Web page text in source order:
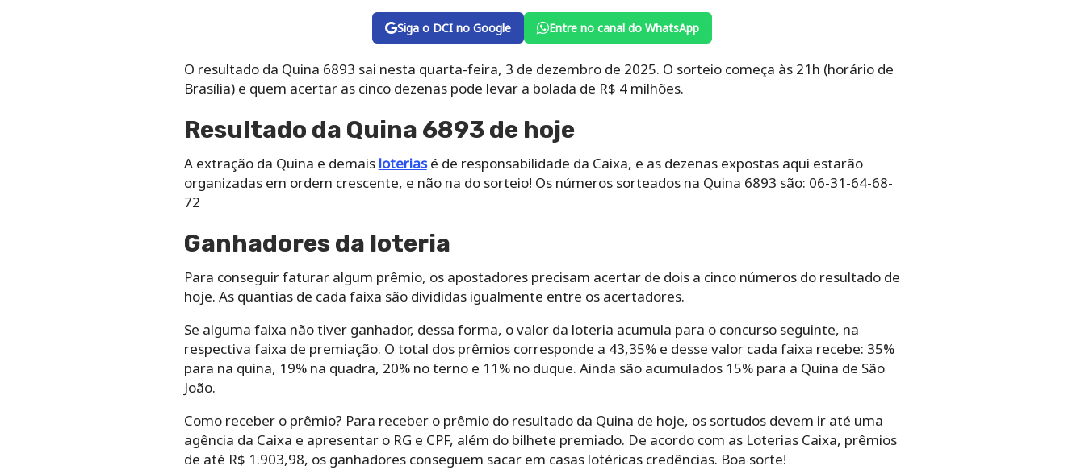
Siga o DCI no Google Entre no canal do WhatsApp
O resultado da Quina 6893 sai nesta quarta-feira, 3 de dezembro de 2025. O sorteio começa às 21h (horário de
Brasília) e quem acertar as cinco dezenas pode levar a bolada de R$ 4 milhões.
Resultado da Quina 6893 de hoje
A extração da Quina e demais loteriasé de responsabilidade da Caixa, e as dezenas expostas aqui estarão
organizadas em ordem crescente, e não na do sorteio! Os números sorteados na Quina 6893 são: 06-31-64-68-
72
Ganhadores da loteria
Para conseguir faturar algum prêmio, os apostadores precisam acertar de dois a cinco números do resultado de
hoje. As quantias de cada faixa são divididas igualmente entre os acertadores.
Se alguma faixa não tiver ganhador, dessa forma, o valor da loteria acumula para o concurso seguinte, na
respectiva faixa de premiação. O total dos prêmios corresponde a 43,35% e desse valor cada faixa recebe: 35%
para na quina, 19% na quadra, 20% no terno e 11% no duque. Ainda são acumulados 15% para a Quina de São
João.
Como receber o prêmio? Para receber o prêmio do resultado da Quina de hoje, os sortudos devem ir até uma
agência da Caixa e apresentar o RG e CPF, além do bilhete premiado. De acordo com as Loterias Caixa, prêmios
de até R$ 1.903,98, os ganhadores conseguem sacar em casas lotéricas credências. Boa sorte!